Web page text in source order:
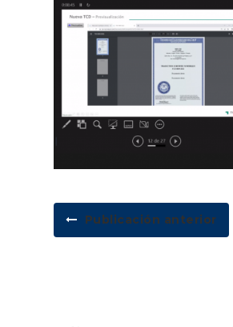
Publicación anterior